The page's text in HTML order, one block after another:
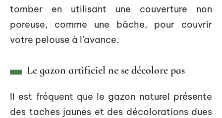
tomber en utilisant une couverture non
poreuse, comme une bâche, pour couvrir
votre pelouse à l’avance.
Le gazon artificiel ne se décolore pas
Il est fréquent que le gazon naturel présente
des taches jaunes et des décolorations dues